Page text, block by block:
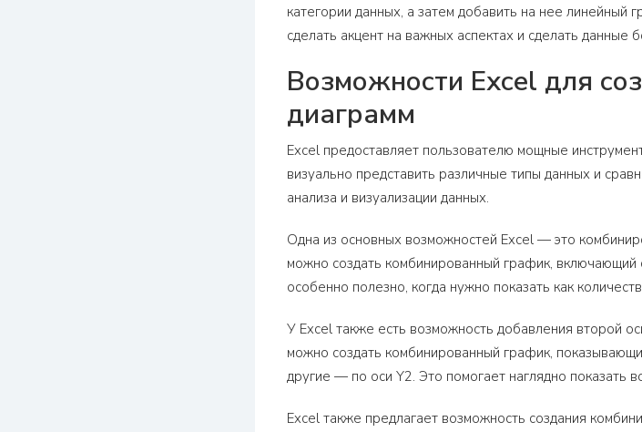
категории данных, а затем добавить на нее линейный
сделать акцент на важных аспектах и сделать данные
Возможности Excel для
диаграмм
Excel предоставляет пользователю мощные
визуально представить различные типы данных и
анализа и визуализации данных.
Одна из основных возможностей Excel — это
можно создать комбинированный график, включающий
особенно полезно, когда нужно показать как
У Excel также есть возможность добавления второй
можно создать комбинированный график,
другие — по оси Y2. Это помогает наглядно
Excel также предлагает возможность создания